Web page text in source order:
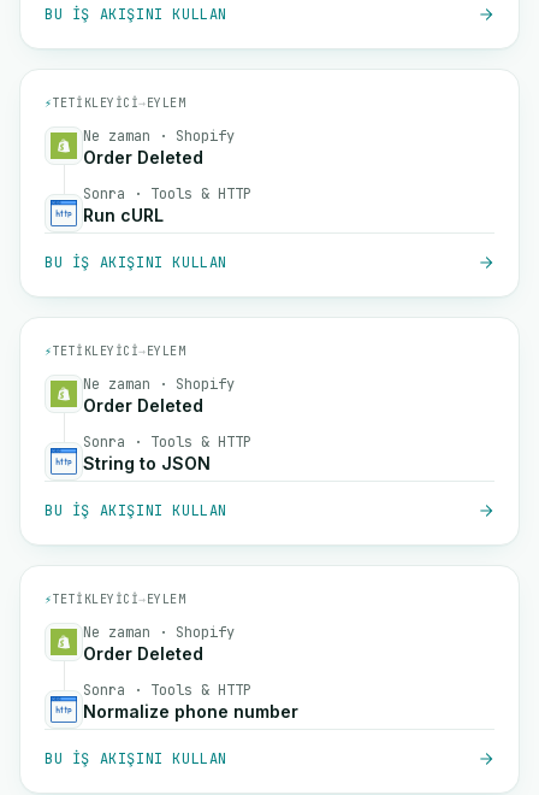
BU IŞ AKIŞINI KULLAN
⚡TETIKLEYICI→EYLEM
Ne zaman · Shopify
Order Deleted
Sonra · Tools & HTTP
Run cURL
BU IŞ AKIŞINI KULLAN
⚡TETIKLEYICI→EYLEM
Ne zaman · Shopify
Order Deleted
Sonra · Tools & HTTP
String to JSON
BU IŞ AKIŞINI KULLAN
⚡TETIKLEYICI→EYLEM
Ne zaman · Shopify
Order Deleted
Sonra · Tools & HTTP
Normalize phone number
BU IŞ AKIŞINI KULLAN